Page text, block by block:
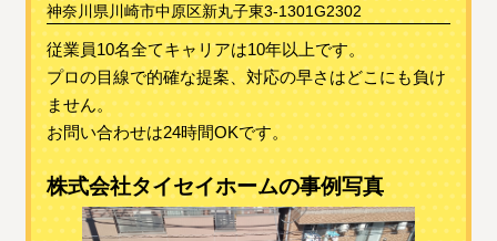
神奈川県川崎市中原区新丸子東3-1301G2302
従業員10名全てキャリアは10年以上です。
プロの目線で的確な提案、対応の早さはどこにも負け
ません。
お問い合わせは24時間OKです。
株式会社タイセイホームの事例写真